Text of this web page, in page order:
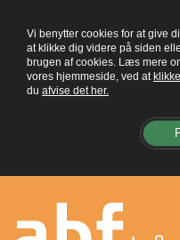
Vi benytter cookies for at give
at klikke dig videre på siden
brugen af cookies. Læs mere
vores hjemmeside, ved at
du afvise det her.